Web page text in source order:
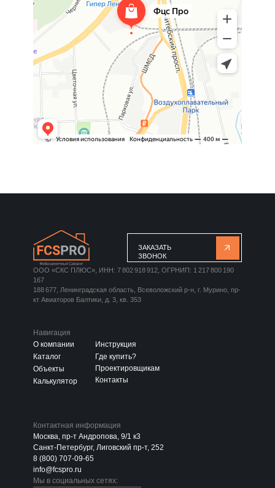
Навигация
О компании
Каталог
Объекты
Калькулятор
Инструкция
Где купить?
Проектировщикам
Контакты
Контактная информация
Москва, пр-т Андропова, 9/1 к3
Санкт-Петербург, Лиговский пр-т, 252
8 (800) 707-09-65
info@fcspro.ru
Мы в социальных сетях:
ЗАКАЗАТЬ
ЗВОНОК
ООО «СКС ПЛЮС», ИНН: 7 802 918 912, ОГРНИП: 1 217 800 190
167
188 677, Ленинградская область, Всеволожский р-н, г. Мурино, пр-
кт Авиаторов Балтики, д. 3, кв. 353